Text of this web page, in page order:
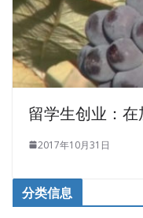
留学生创业：
2017年10月31日
分类信息